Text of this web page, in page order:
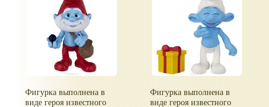
Фигурка выполнена в
виде героя известного
Фигурка выполнена в
виде героя известного